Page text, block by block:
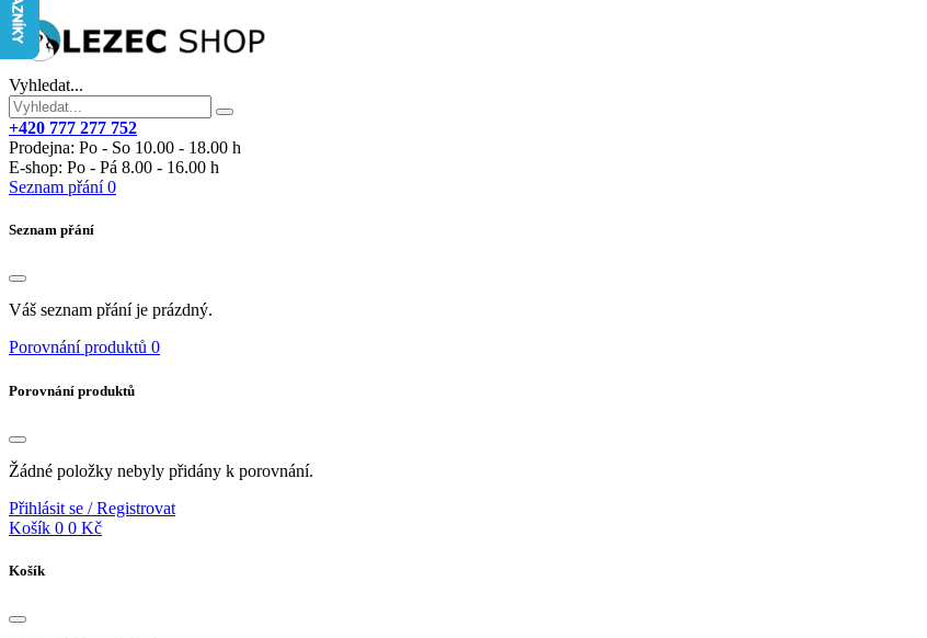
Vyhledat...
+420 777 277 752
Prodejna: Po - So 10.00 - 18.00 h
E-shop: Po - Pá 8.00 - 16.00 h
Seznam přání 0
Seznam přání
Váš seznam přání je prázdný.
Porovnání produktů 0
Porovnání produktů
Žádné položky nebyly přidány k porovnání.
Přihlásit se / Registrovat
Košík 0 0 Kč
Košík